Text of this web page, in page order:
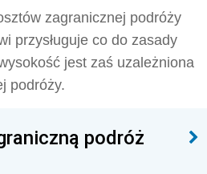
zagranicznej podróży
przysługuje co do zasady
jest zaś uzależniona
podróży.
podróż